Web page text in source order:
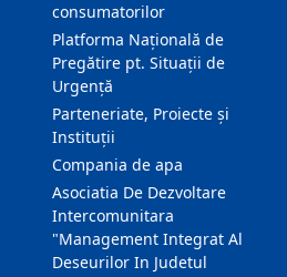
consumatorilor
Platforma Națională de
Pregătire pt. Situații de
Urgență
Parteneriate, Proiecte și
Instituții
Compania de apa
Asociatia De Dezvoltare
Intercomunitara
"Management Integrat Al
Deseurilor In Judetul